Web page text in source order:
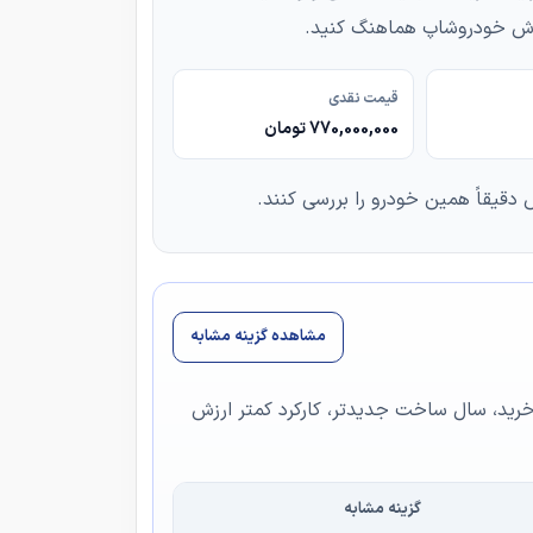
خودروشاپ هماهنگ کنید.
قیمت نقدی
770,000,000 تومان
دقیقاً همین خودرو را بررسی کنند.
مشاهده گزینه مشابه
خرید، سال ساخت جدیدتر، کارکرد کمتر ارزش
گزینه مشابه